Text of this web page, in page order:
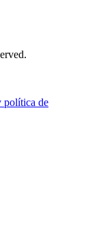
política de